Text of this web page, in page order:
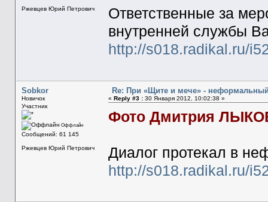
Ржевцев Юрий Петрович
Ответственные за
внутренней службы
http://s018.radikal.ru/
Sobkor
Новичок
Участник
Оффлайн
Сообщений: 61 145
Ржевцев Юрий Петрович
Re: При «Щите и мече» -
« Reply #3 :30 Января 2012, 10:02:38 »
Фото Дмитрия
Диалог протекал в
http://s018.radikal.ru/